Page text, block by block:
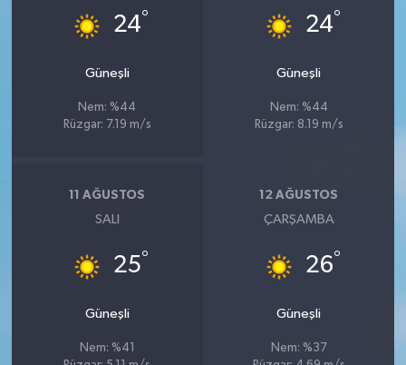
24°
Güneşli
Nem: %44
Rüzgar: 7.19 m/s
24°
Güneşli
Nem: %44
Rüzgar: 8.19 m/s
11 AĞUSTOS
SALI
25°
Güneşli
Nem: %41
12 AĞUSTOS
ÇARŞAMBA
26°
Güneşli
Nem: %37